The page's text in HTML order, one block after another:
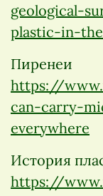
geological-
plastic-in-
Пиренеи
https://
can-carry-
everywhere
История
https://